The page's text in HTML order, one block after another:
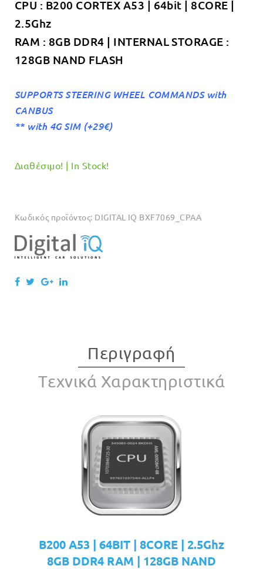
CPU : B200 CORTEX A53 | 64bit | 8CORE |
2.5Ghz
RAM : 8GB DDR4 | INTERNAL STORAGE :
128GB NAND FLASH
SUPPORTS STEERING WHEEL COMMANDS with
CANBUS
** with 4G SIM (+29€)
Διαθέσιμο! | In Stock!
Κωδικός προϊόντος: DIGITAL IQ BXF7069_CPAA
Περιγραφή
Tεχνικά Χαρακτηριστικά
B200 A53 | 64BIT | 8CORE | 2.5Ghz
8GB DDR4 RAM | 128GB NAND